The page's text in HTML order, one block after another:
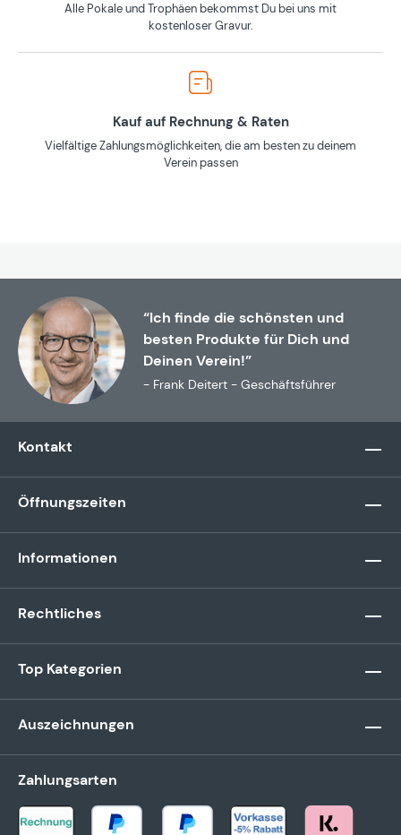
Alle Pokale und Trophäen bekommst Du bei uns mit
kostenloser Gravur.
Kauf auf Rechnung & Raten
Vielfältige Zahlungsmöglichkeiten, die am besten zu deinem
Verein passen
“Ich finde die schönsten und
besten Produkte für Dich und
Deinen Verein!”
- Frank Deitert - Geschäftsführer
Kontakt
Öffnungszeiten
Informationen
Rechtliches
Top Kategorien
Auszeichnungen
Zahlungsarten